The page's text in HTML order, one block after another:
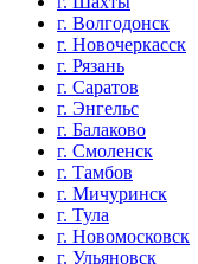
г. Волгодонск
г. Новочеркасск
г. Рязань
г. Саратов
г. Энгельс
г. Балаково
г. Смоленск
г. Тамбов
г. Мичуринск
г. Тула
г. Новомосковск
г. Ульяновск